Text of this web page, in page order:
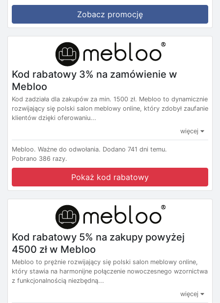
Zobacz promocję
Kod rabatowy 3% na zamówienie w
Mebloo
Kod zadziała dla zakupów za min. 1500 zł. Mebloo to dynamicznie
rozwijający się polski salon meblowy online, który zdobył zaufanie
klientów dzięki oferowaniu...
więcej
Mebloo. Ważne do odwołania. Dodano 741 dni temu.
Pobrano 386 razy.
Pokaż kod rabatowy
Kod rabatowy 5% na zakupy powyżej
4500 zł w Mebloo
Mebloo to prężnie rozwijający się polski salon meblowy online,
który stawia na harmonijne połączenie nowoczesnego wzornictwa
z funkcjonalnością niezbędną...
więcej